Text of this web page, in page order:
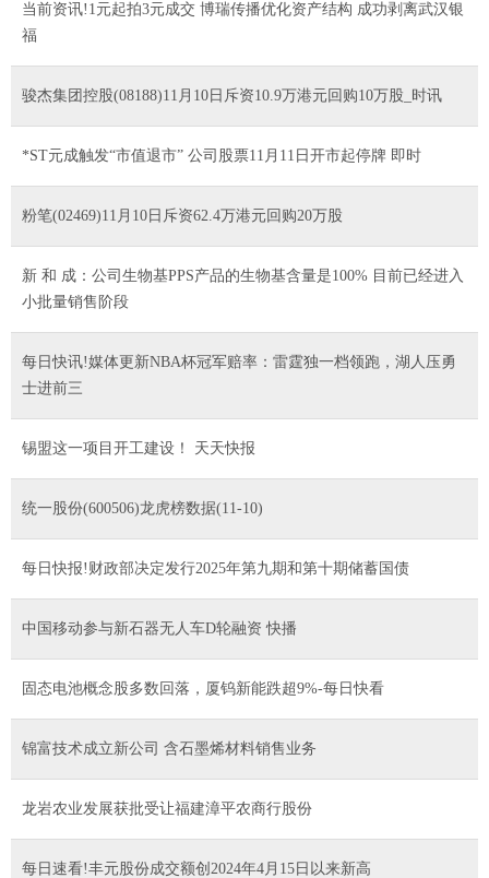
当前资讯!1元起拍3元成交 博瑞传播优化资产结构 成功剥离武汉银
福
骏杰集团控股(08188)11月10日斥资10.9万港元回购10万股_时讯
*ST元成触发“市值退市” 公司股票11月11日开市起停牌 即时
粉笔(02469)11月10日斥资62.4万港元回购20万股
新 和 成：公司生物基PPS产品的生物基含量是100% 目前已经进入
小批量销售阶段
每日快讯!媒体更新NBA杯冠军赔率：雷霆独一档领跑，湖人压勇
士进前三
锡盟这一项目开工建设！ 天天快报
统一股份(600506)龙虎榜数据(11-10)
每日快报!财政部决定发行2025年第九期和第十期储蓄国债
中国移动参与新石器无人车D轮融资 快播
固态电池概念股多数回落，厦钨新能跌超9%-每日快看
锦富技术成立新公司 含石墨烯材料销售业务
龙岩农业发展获批受让福建漳平农商行股份
每日速看!丰元股份成交额创2024年4月15日以来新高